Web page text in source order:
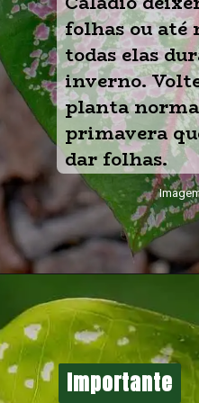
folhas ou até
todas elas
inverno.
planta
primavera
dar folhas.
Importante
Importante